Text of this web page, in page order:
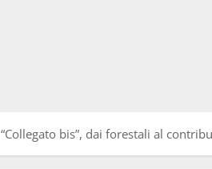
“Collegato bis”, dai forestali al